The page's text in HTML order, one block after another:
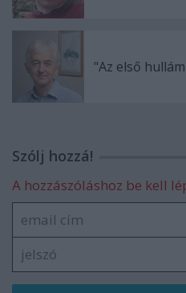
"Az első
Szólj hozzá!
A hozzászóláshoz be kell